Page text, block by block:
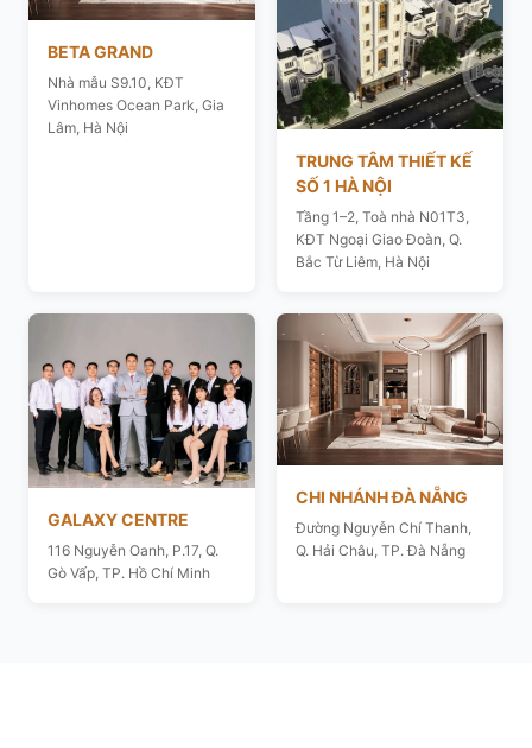
BETA GRAND
Nhà mẫu S9.10, KĐT
Vinhomes Ocean Park, Gia
Lâm, Hà Nội
TRUNG TÂM THIẾT KẾ
SỐ 1 HÀ NỘI
Tầng 1–2, Toà nhà N01T3,
KĐT Ngoại Giao Đoàn, Q.
Bắc Từ Liêm, Hà Nội
GALAXY CENTRE
116 Nguyễn Oanh, P.17, Q.
Gò Vấp, TP. Hồ Chí Minh
CHI NHÁNH ĐÀ NẴNG
Đường Nguyễn Chí Thanh,
Q. Hải Châu, TP. Đà Nẵng